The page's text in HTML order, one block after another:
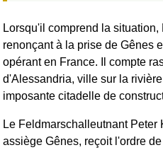
Lorsqu'il comprend la
renonçant à la prise de Gênes
opérant en France. Il compte
d'Alessandria, ville sur la
imposante citadelle de
Le Feldmarschalleutnant Peter
assiège Gênes, reçoit l'ordre